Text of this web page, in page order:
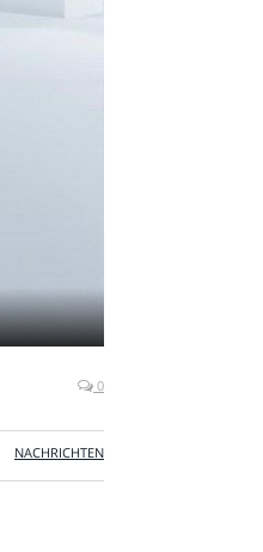
0
NACHRICHTEN